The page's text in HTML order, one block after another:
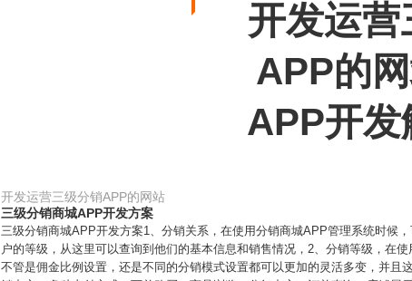
开发运
APP的
APP开发
开发运营三级分销APP的网站
三级分销商城APP开发方案
三级分销商城APP开发方案1、分销关系，在使用分销商城APP管理系统时候
户的等级，从这里可以查询到他们的基本信息和销售情况，2、分销等级，在
不管是佣金比例设置，还是不同的分销模式设置都可以更加的灵活多变，并